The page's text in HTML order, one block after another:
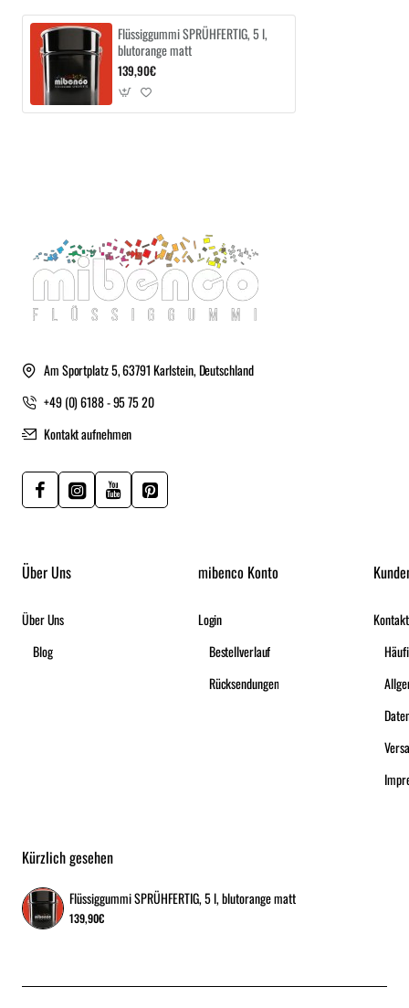
Flüssiggummi SPRÜHFERTIG, 5 l,
blutorange matt
139,90€
Am Sportplatz 5, 63791 Karlstein, Deutschland
+49 (0) 6188 - 95 75 20
Kontakt aufnehmen
Über Uns
Über Uns
Blog
mibenco Konto
Login
Bestellverlauf
Rücksendungen
Kontakt
Kürzlich gesehen
Flüssiggummi SPRÜHFERTIG, 5 l, blutorange matt
139,90€